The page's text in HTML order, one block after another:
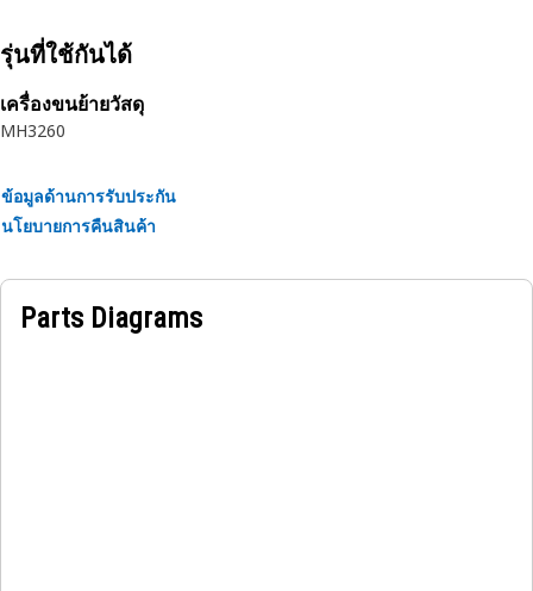
รุ่นที่ใช้กันได้
เครื่องขนย้ายวัสดุ
MH3260
ข้อมูลด้านการรับประกัน
นโยบายการคืนสินค้า
Parts Diagrams